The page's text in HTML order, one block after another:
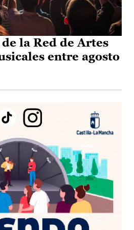
la Red de Artes
entre agosto